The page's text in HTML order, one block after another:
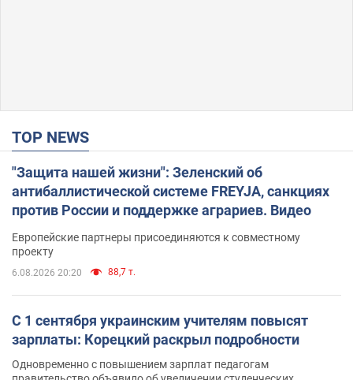
TOP NEWS
"Защита нашей жизни": Зеленский об
антибаллистической системе FREYJA, санкциях
против России и поддержке аграриев. Видео
Европейские партнеры присоединяются к совместному
проекту
6.08.2026 20:20 88,7 т.
С 1 сентября украинским учителям повысят
зарплаты: Корецкий раскрыл подробности
Одновременно с повышением зарплат педагогам